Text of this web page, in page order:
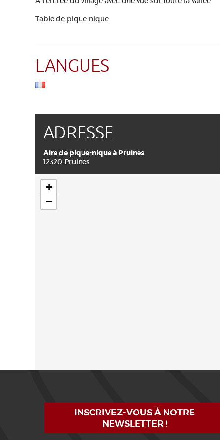
Table de pique nique.
LANGUES
ADRESSE
Aire de pique-nique à Pruines
12320 Pruines
+
−
INSCRIVEZ-VOUS À NOTRE
NEWSLETTER !